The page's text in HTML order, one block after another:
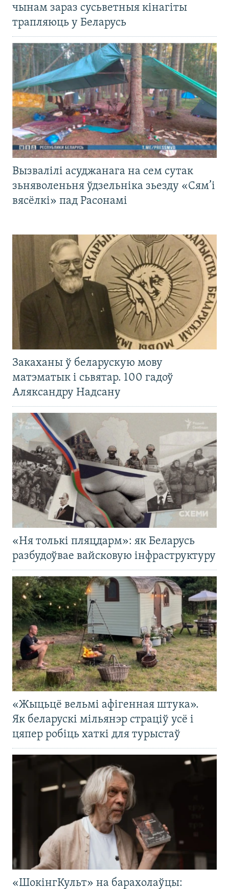
чынам зараз сусьветныя кінагіты
трапляюць у Беларусь
Вызвалілі асуджанага на сем сутак
зьняволеньня ўдзельніка зьезду «Сям’і
вясёлкі» пад Расонамі
Закаханы ў беларускую мову
матэматык і сьвятар. 100 гадоў
Аляксандру Надсану
«Ня толькі пляцдарм»: як Беларусь
разбудоўвае вайсковую інфраструктуру
«Жыцьцё вельмі афігенная штука».
Як беларускі мільянэр страціў усё і
цяпер робіць хаткі для турыстаў
«ШокінгКульт» на барахолаўцы: